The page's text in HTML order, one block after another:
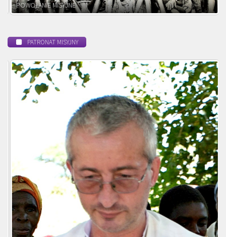
BEATYFIKACJA
PATRONAT MISYJNY